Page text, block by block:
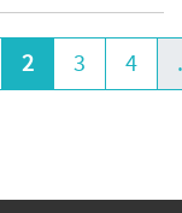
2 3 4